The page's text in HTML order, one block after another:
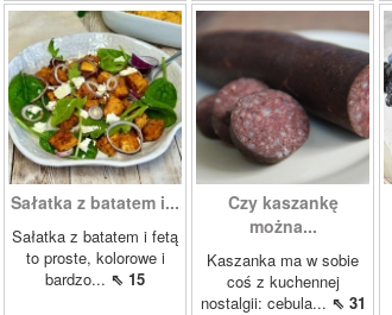
Sałatka z batatem i...
Sałatka z batatem i fetą
to proste, kolorowe i
bardzo... ⇖ 15
Czy kaszankę
można...
Kaszanka ma w sobie
coś z kuchennej
nostalgii: cebula... ⇖ 31